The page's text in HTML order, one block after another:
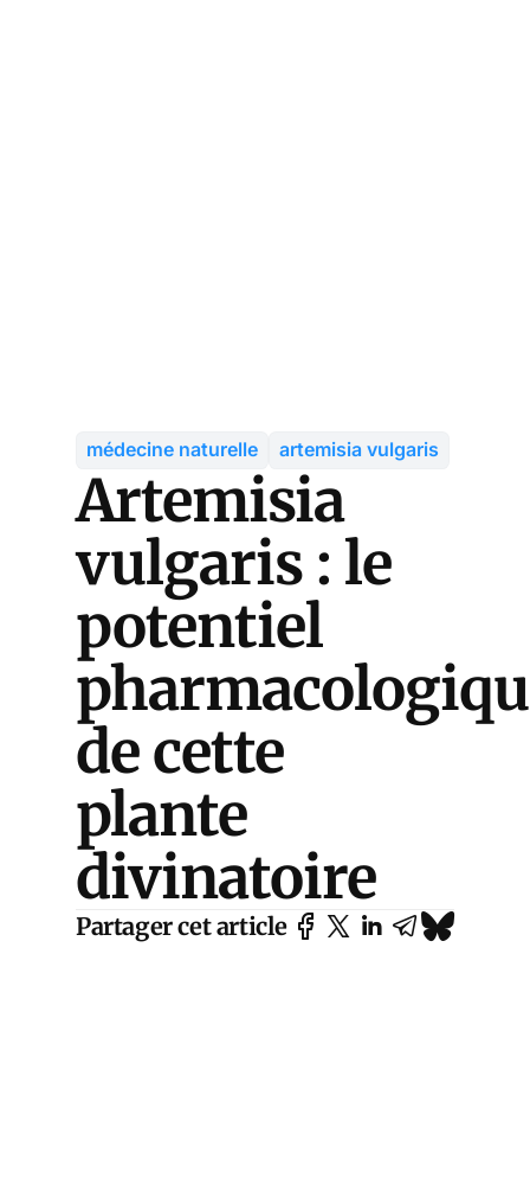
médecine naturelle artemisia vulgaris
Artemisia
vulgaris : le
potentiel
de cette
plante
divinatoire
Partager cet article